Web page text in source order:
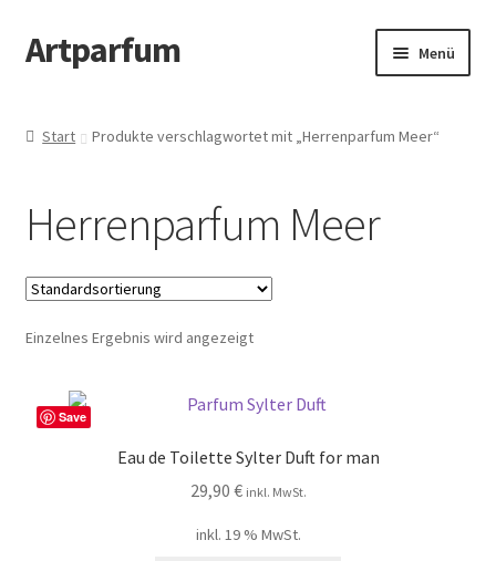
Zur
Navigation
Zum
Inhalt
Artparfum Menü
AGB
Cart
Checkout
Datenschutzbelehrung
Start Produkte verschlagwortet mit „Herrenparfum Meer“
Herrenparfum Meer
Einzelnes Ergebnis wird angezeigt
Save
Eau de Toilette Sylter Duft for man
29,90 € inkl. MwSt.
inkl. 19 % MwSt.